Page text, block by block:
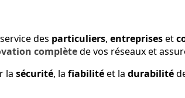
des particuliers, entrepriseset
complètede vos réseaux et
la sécurité, la fiabilitéet la durabilité